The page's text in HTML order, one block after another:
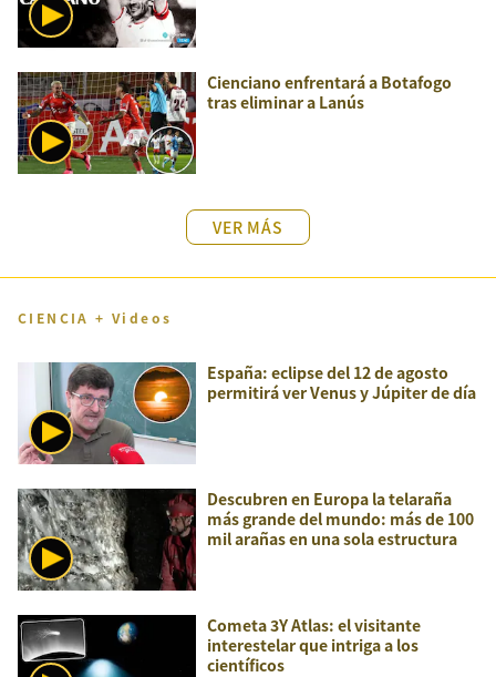
Cienciano enfrentará a Botafogo
tras eliminar a Lanús
VER MÁS
CIENCIA + Videos
España: eclipse del 12 de agosto
permitirá ver Venus y Júpiter de día
Descubren en Europa la telaraña
más grande del mundo: más de 100
mil arañas en una sola estructura
Cometa 3Y Atlas: el visitante
interestelar que intriga a los
científicos